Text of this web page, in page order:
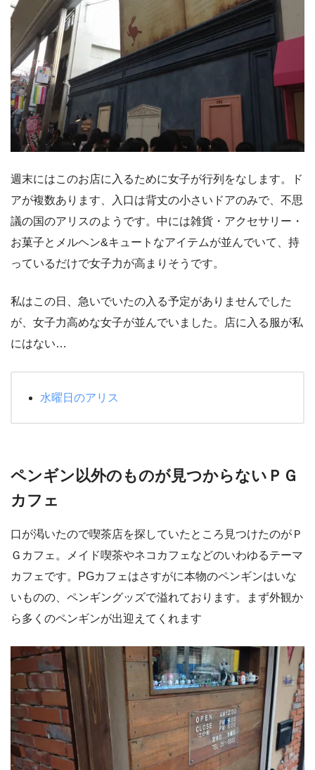
週末にはこのお店に入るために女子が行列をなします。ド
アが複数あります、入口は背丈の小さいドアのみで、不思
議の国のアリスのようです。中には雑貨・アクセサリー・
お菓子とメルヘン&キュートなアイテムが並んでいて、持
っているだけで女子力が高まりそうです。
私はこの日、急いでいたの入る予定がありませんでした
が、女子力高めな女子が並んでいました。店に入る服が私
にはない…
水曜日のアリス
ペンギン以外のものが見つからないＰＧ
カフェ
口が渇いたので喫茶店を探していたところ見つけたのがＰ
Ｇカフェ。メイド喫茶やネコカフェなどのいわゆるテーマ
カフェです。PGカフェはさすがに本物のペンギンはいな
いものの、ペンギングッズで溢れております。まず外観か
ら多くのペンギンが出迎えてくれます